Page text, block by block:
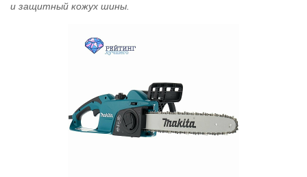
и защитный кожух шины.